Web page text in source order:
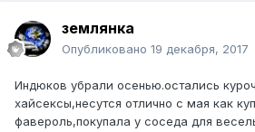
землянка
Опубликовано 19 декабря, 2017
Индюков убрали осенью.остались
хайсексы,несутся отлично с мая как
фавероль,покупала у соседа для